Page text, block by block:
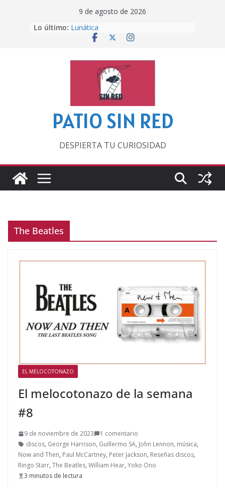
9 de agosto de 2026
Lo último: Lunática
Pero, hasta entonces…
‘La broma infinita’ de recomendar
lecturas veraniegas
Otra del Mundial
PATIO SIN RED
DESPIERTA TU CURIOSIDAD
The Beatles
EL MELOCOTONAZO
El melocotonazo de la semana
#8
9 de noviembre de 2023
1 comentario
discos, George Harrison, Guillermo SA, John Lennon, música,
Now and Then, Paul McCartney, Peter Jackson, Reseñas discos,
Ringo Starr, The Beatles, William Hear, Yoko Ono
3 minutos de lectura